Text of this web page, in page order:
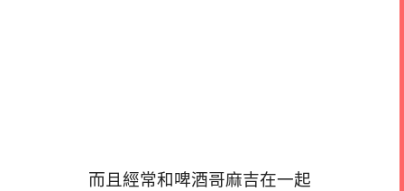
而且經常和啤酒哥麻吉在一起